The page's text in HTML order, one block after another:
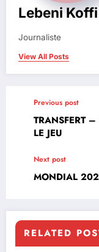
Lebeni Koffi
Journaliste
View All Posts
Previous post
TRANSFERT
LE JEU
Next post
MONDIAL
RELATED